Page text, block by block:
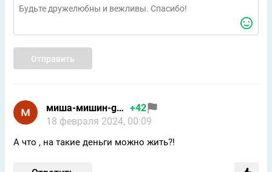
Отправить
миша-мишин-google +42
18 февраля 2024, 00:09
А что , на такие деньги можно жить?!